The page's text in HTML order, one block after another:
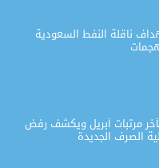
ناقلة النفط السعودية
مرتبات أبريل ويكشف رفض
الصرف الجديدة